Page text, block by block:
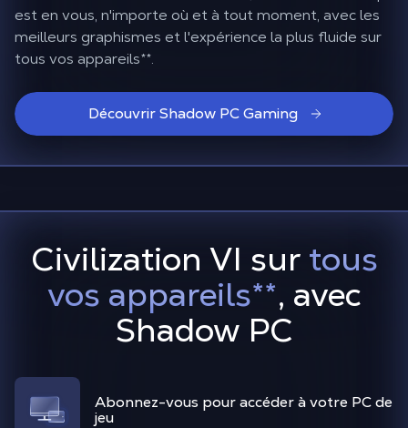
est en vous, n'importe où et à tout moment, avec les
meilleurs graphismes et l'expérience la plus fluide sur
tous vos appareils**.
Découvrir Shadow PC Gaming
Civilization VI sur tous
vos appareils**, avec
Shadow PC
Abonnez-vous pour accéder à votre PC de
jeu